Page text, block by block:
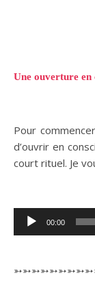
Une ouverture en
Pour
d’ouvrir en
court rituel. Je
Lecteur 00:00